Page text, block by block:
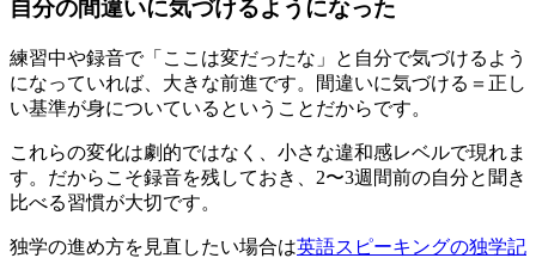
自分の間違いに気づけるようになった
練習中や録音で「ここは変だったな」と自分で気づけるよう
になっていれば、大きな前進です。間違いに気づける＝正し
い基準が身についているということだからです。
これらの変化は劇的ではなく、小さな違和感レベルで現れま
す。だからこそ録音を残しておき、2〜3週間前の自分と聞き
比べる習慣が大切です。
独学の進め方を見直したい場合は英語スピーキングの独学記